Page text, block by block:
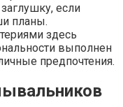
если
планы.
здесь
выполнен
предпочтения.